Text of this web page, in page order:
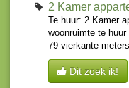
2 Kamer
Te huur: 2 Kamer
woonruimte te
79 vierkante
Dit zoek ik!